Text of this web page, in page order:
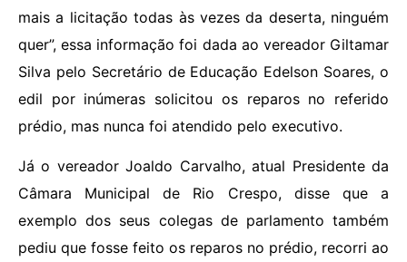
mais a licitação todas às vezes da deserta, ninguém
quer”, essa informação foi dada ao vereador Giltamar
Silva pelo Secretário de Educação Edelson Soares, o
edil por inúmeras solicitou os reparos no referido
prédio, mas nunca foi atendido pelo executivo.
Já o vereador Joaldo Carvalho, atual Presidente da
Câmara Municipal de Rio Crespo, disse que a
exemplo dos seus colegas de parlamento também
pediu que fosse feito os reparos no prédio, recorri ao